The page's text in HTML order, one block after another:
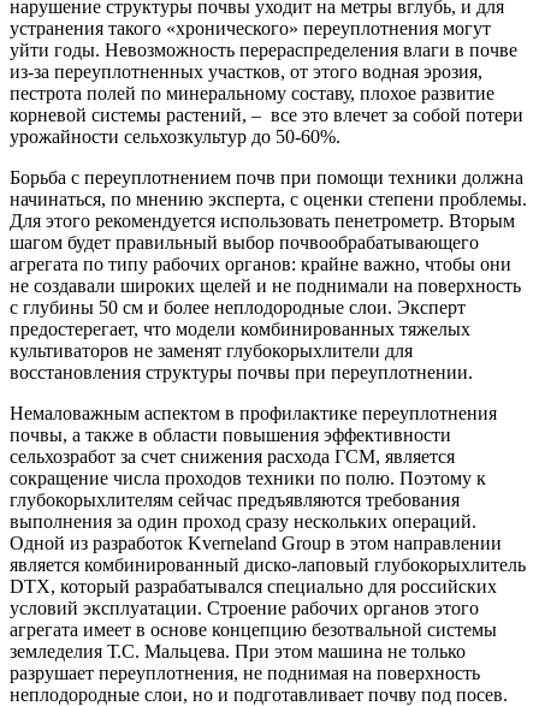
нарушение структуры почвы уходит на метры вглубь, и для
устранения такого «хронического» переуплотнения могут
уйти годы. Невозможность перераспределения влаги в почве
из-за переуплотненных участков, от этого водная эрозия,
пестрота полей по минеральному составу, плохое развитие
корневой системы растений, – все это влечет за собой потери
урожайности сельхозкультур до 50-60%.
Борьба с переуплотнением почв при помощи техники должна
начинаться, по мнению эксперта, с оценки степени проблемы.
Для этого рекомендуется использовать пенетрометр. Вторым
шагом будет правильный выбор почвообрабатывающего
агрегата по типу рабочих органов: крайне важно, чтобы они
не создавали широких щелей и не поднимали на поверхность
с глубины 50 см и более неплодородные слои. Эксперт
предостерегает, что модели комбинированных тяжелых
культиваторов не заменят глубокорыхлители для
восстановления структуры почвы при переуплотнении.
Немаловажным аспектом в профилактике переуплотнения
почвы, а также в области повышения эффективности
сельхозработ за счет снижения расхода ГСМ, является
сокращение числа проходов техники по полю. Поэтому к
глубокорыхлителям сейчас предъявляются требования
выполнения за один проход сразу нескольких операций.
Одной из разработок Kverneland Group в этом направлении
является комбинированный диско-лаповый глубокорыхлитель
DTX, который разрабатывался специально для российских
условий эксплуатации. Строение рабочих органов этого
агрегата имеет в основе концепцию безотвальной системы
земледелия Т.С. Мальцева. При этом машина не только
разрушает переуплотнения, не поднимая на поверхность
неплодородные слои, но и подготавливает почву под посев.